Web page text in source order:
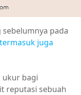
pada
juga
ukur bagi
reputasi sebuah